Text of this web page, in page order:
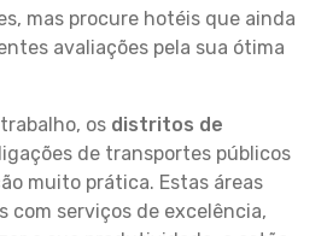
mas procure hotéis que ainda
avaliações pela sua ótima
os distritos de
de transportes públicos
muito prática. Estas áreas
com serviços de excelência,